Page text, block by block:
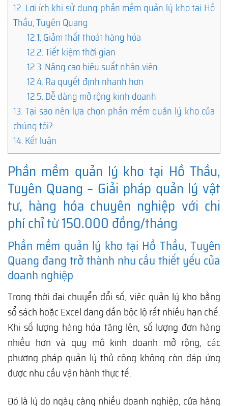
12. Lợi ích khi sử dụng phần mềm quản lý kho tại Hồ
Thầu, Tuyên Quang
12.1.Giảm thất thoát hàng hóa
12.2.Tiết kiệm thời gian
12.3.Nâng cao hiệu suất nhân viên
12.4.Ra quyết định nhanh hơn
12.5.Dễ dàng mở rộng kinh doanh
13.Tại sao nên lựa chọn phần mềm quản lý kho của
chúng tôi?
14.Kết luận
Phần mềm quản lý kho tại Hồ Thầu,
Tuyên Quang – Giải pháp quản lý vật
tư, hàng hóa chuyên nghiệp với chi
phí chỉ từ 150.000 đồng/tháng
Phần mềm quản lý kho tại Hồ Thầu, Tuyên
Quang đang trở thành nhu cầu thiết yếu của
doanh nghiệp
Trong thời đại chuyển đổi số, việc quản lý kho bằng
sổ sách hoặc Excel đang dần bộc lộ rất nhiều hạn chế.
Khi số lượng hàng hóa tăng lên, số lượng đơn hàng
nhiều hơn và quy mô kinh doanh mở rộng, các
phương pháp quản lý thủ công không còn đáp ứng
được nhu cầu vận hành thực tế.
Đó là lý do ngày càng nhiều doanh nghiệp, cửa hàng